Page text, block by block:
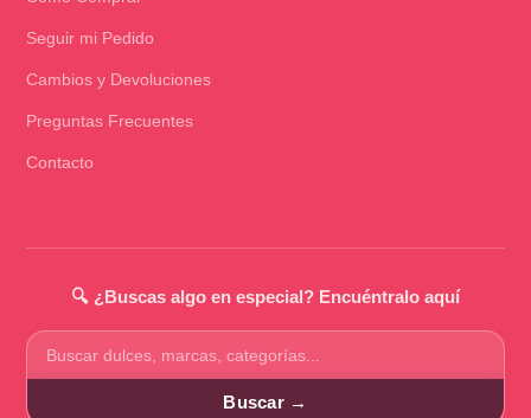
Seguir mi Pedido
Cambios y Devoluciones
Preguntas Frecuentes
Contacto
🔍 ¿Buscas algo en especial? Encuéntralo aquí
Buscar
productos
Buscar →